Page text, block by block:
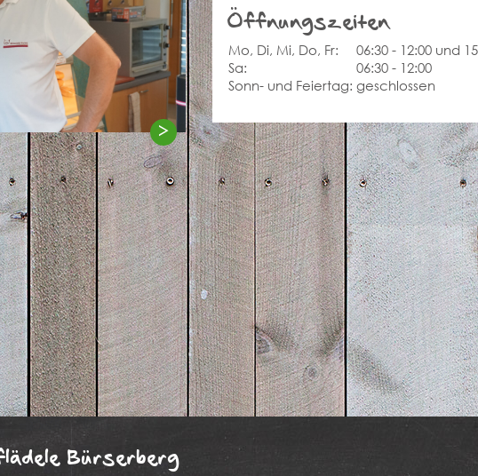
>
Öffnungszeiten
Mo, Di, Mi, Do, Fr:
06:30 - 12:00 und
Sa:
06:30 - 12:00
Sonn- und Feiertag: geschlossen
Bürserberg